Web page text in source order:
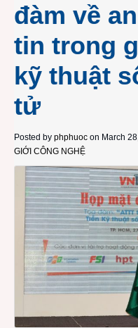
đàm về
tin trong
kỹ thuật
tử
Posted by phphuoc on March
GIỚI CÔNG NGHỆ